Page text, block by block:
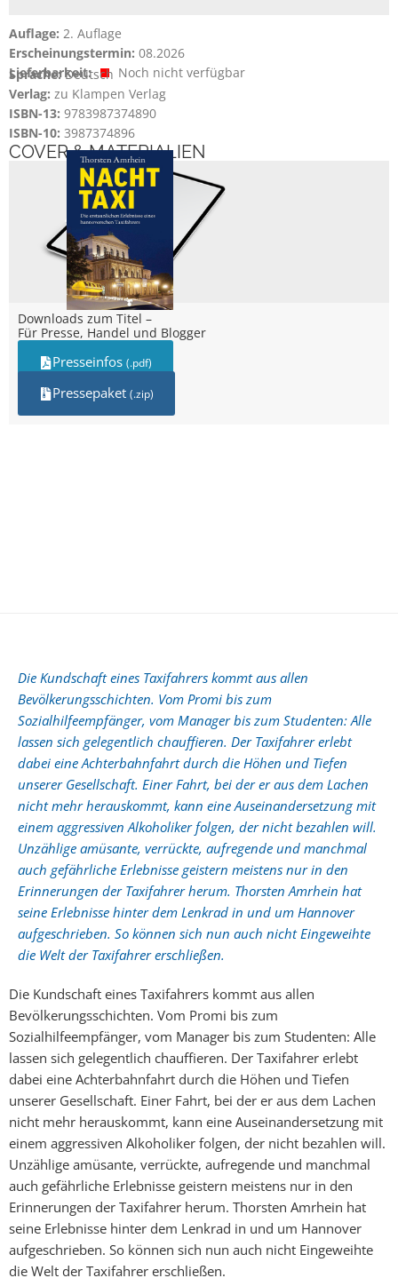
Auflage: 2. Auflage
Erscheinungstermin: 08.2026
Lieferbarkeit:
Noch nicht verfügbar
Sprache:Deutsch
Verlag: zu Klampen Verlag
ISBN-13: 9783987374890
ISBN-10: 3987374896
COVER & MATERIALIEN
Downloads zum Titel –
Für Presse, Handel und Blogger
Presseinfos (.pdf)
Pressepaket (.zip)
Die Kundschaft eines Taxifahrers kommt aus allen
Bevölkerungsschichten. Vom Promi bis zum
Sozialhilfeempfänger, vom Manager bis zum Studenten: Alle
lassen sich gelegentlich chauffieren. Der Taxifahrer erlebt
dabei eine Achterbahnfahrt durch die Höhen und Tiefen
unserer Gesellschaft. Einer Fahrt, bei der er aus dem Lachen
nicht mehr herauskommt, kann eine Auseinandersetzung mit
einem aggressiven Alkoholiker folgen, der nicht bezahlen will.
Unzählige amüsante, verrückte, aufregende und manchmal
auch gefährliche Erlebnisse geistern meistens nur in den
Erinnerungen der Taxifahrer herum. Thorsten Amrhein hat
seine Erlebnisse hinter dem Lenkrad in und um Hannover
aufgeschrieben. So können sich nun auch nicht Eingeweihte
die Welt der Taxifahrer erschließen.
Die Kundschaft eines Taxifahrers kommt aus allen
Bevölkerungsschichten. Vom Promi bis zum
Sozialhilfeempfänger, vom Manager bis zum Studenten: Alle
lassen sich gelegentlich chauffieren. Der Taxifahrer erlebt
dabei eine Achterbahnfahrt durch die Höhen und Tiefen
unserer Gesellschaft. Einer Fahrt, bei der er aus dem Lachen
nicht mehr herauskommt, kann eine Auseinandersetzung mit
einem aggressiven Alkoholiker folgen, der nicht bezahlen will.
Unzählige amüsante, verrückte, aufregende und manchmal
auch gefährliche Erlebnisse geistern meistens nur in den
Erinnerungen der Taxifahrer herum. Thorsten Amrhein hat
seine Erlebnisse hinter dem Lenkrad in und um Hannover
aufgeschrieben. So können sich nun auch nicht Eingeweihte
die Welt der Taxifahrer erschließen.